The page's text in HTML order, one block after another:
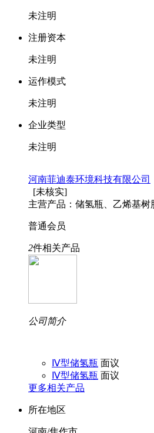
未注明
注册资本
未注明
运作模式
未注明
企业类型
未注明
河南菲迪泰环境科技有限公司
[未核实]
主营产品：储氢瓶、乙烯基树
普通会员
2件相关产品
公司简介
Ⅳ型储氢瓶 面议
Ⅳ型储氢瓶 面议
更多相关产品
所在地区